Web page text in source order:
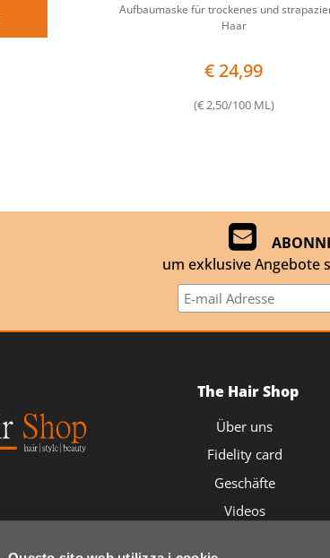
Aufbaumaske für trockenes und
Haar
€ 24,99
(€ 2,50/100 ML)
um exklusive Angebote
The Hair Shop
Über uns
Fidelity card
Geschäfte
Videos